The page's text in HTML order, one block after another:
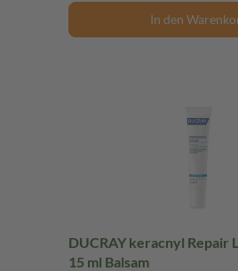
In den
DUCRAY keracnyl Repair
15 ml Balsam